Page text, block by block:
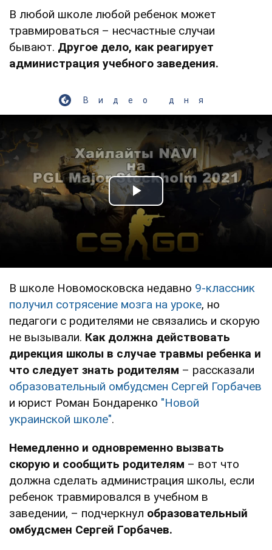
В любой школе любой ребенок может
травмироваться – несчастные случаи
бывают. Другое дело, как реагирует
администрация учебного заведения.
Видео дня
Play Video
В школе Новомосковска недавно 9-классник
получил сотрясение мозга на уроке, но
педагоги с родителями не связались и скорую
не вызывали. Как должна действовать
дирекция школы в случае травмы ребенка и
что следует знать родителям – рассказали
образовательный омбудсмен Сергей Горбачев
и юрист Роман Бондаренко "Новой
украинской школе".
Немедленно и одновременно вызвать
скорую и сообщить родителям – вот что
должна сделать администрация школы, если
ребенок травмировался в учебном в
заведении, – подчеркнул образовательный
омбудсмен Сергей Горбачев.